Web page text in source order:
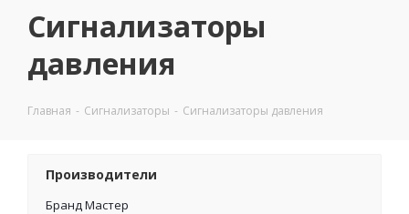
Сигнализаторы
давления
Главная - Сигнализаторы - Сигнализаторы давления
Производители
Бранд Мастер